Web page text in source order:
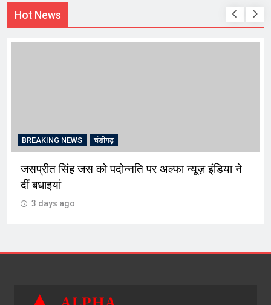
Hot News
BREAKING NEWS चंडीगढ़
जसप्रीत सिंह जस को पदोन्नति पर अल्फा न्यूज़ इंडिया ने
दीं बधाइयां
3 days ago